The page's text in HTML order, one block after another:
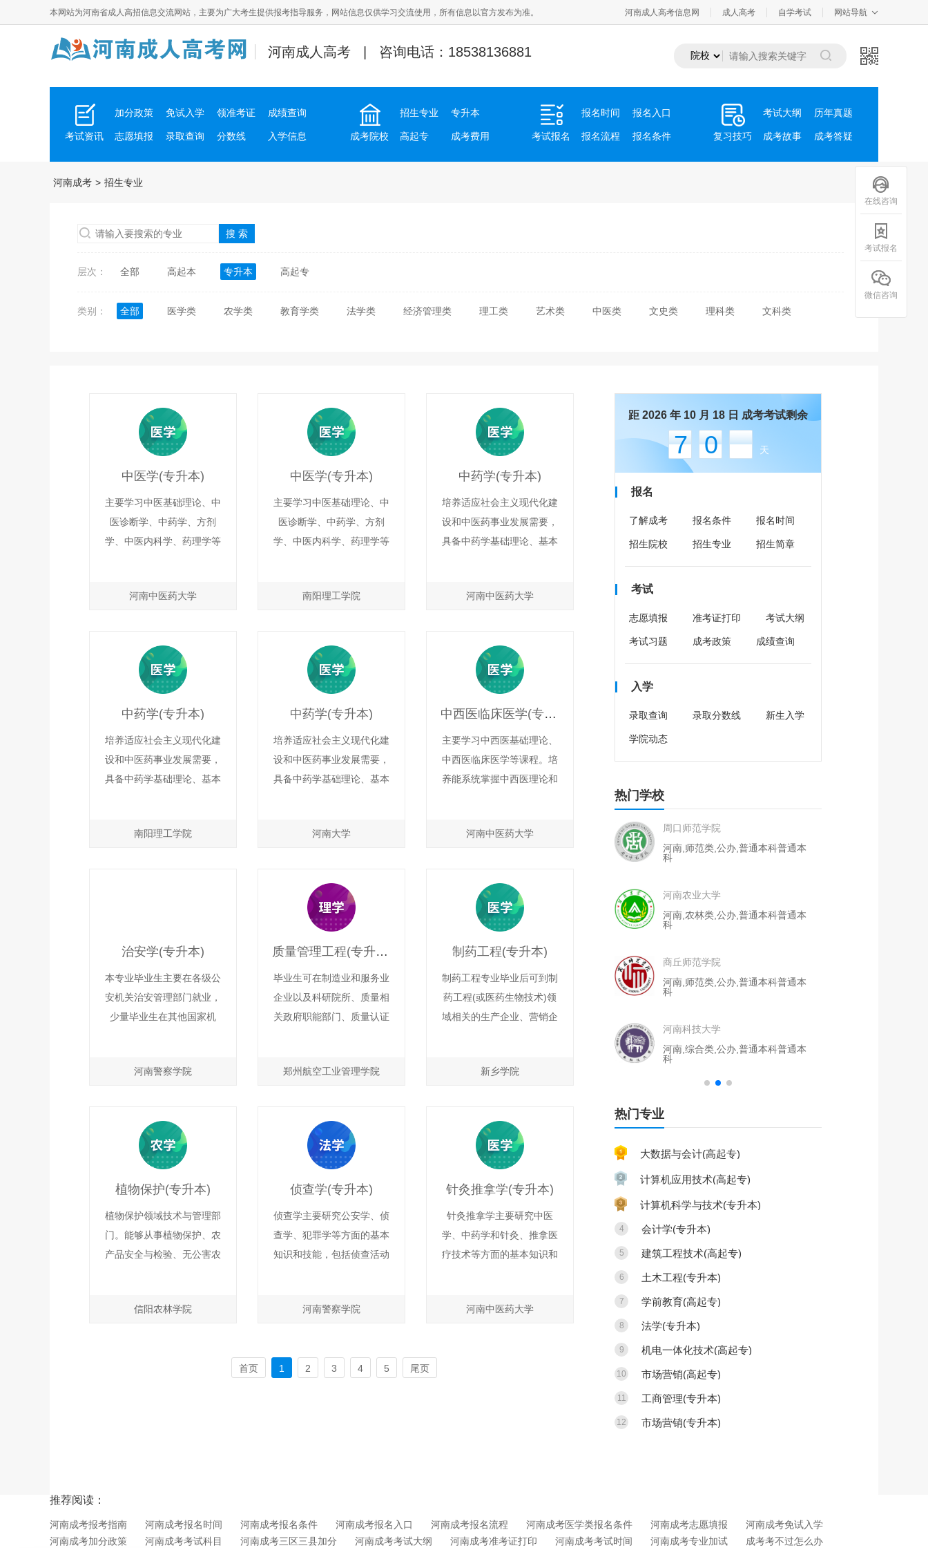
本网站为河南省成人高招信息交流网站，主要为广大考生提供报考指导服务，网站信息仅供学习交流使用，所有信息以官方发布为准。 河南成人高考信息网 成人高考 自学考试 网站导航
河南成人高考 | 咨询电话：18538136881
考试资讯
加分政策 免试入学 领准考证 成绩查询
志愿填报 录取查询 分数线 入学信息 成考院校
招生专业 专升本
高起专 成考费用 考试报名
报名时间 报名入口
报名流程 报名条件 复习技巧
考试大纲 历年真题
成考故事 成考答疑
河南成考 > 招生专业
层次： 全部 高起本 专升本 高起专
类别： 全部 医学类 农学类 教育学类 法学类 经济管理类 理工类 艺术类 中医类 文史类 理科类 文科类
中医学(专升本)
主要学习中医基础理论、中
医诊断学、中药学、方剂
学、中医内科学、药理学等
技能以及辨证论治基本原则
就业趋向：适应于各级中医
院、综合医院及中医科研教
育机构等部门从事临床医
疗、科研研究及卫生教育、
管理等工作。
河南中医药大学
中医学(专升本)
主要学习中医基础理论、中
医诊断学、中药学、方剂
学、中医内科学、药理学等
技能以及辨证论治基本原则
就业趋向：适应于各级中医
院、综合医院及中医科研教
育机构等部门从事临床医
疗、科研研究及卫生教育、
管理等工作。
南阳理工学院
中药学(专升本)
培养适应社会主义现代化建
设和中医药事业发展需要，
具备中药学基础理论、基本
知识，具有良好思想道德、
科学方法，具有自主学习和
终身学习的能力，达到知
识、能力、素质协调发展的
毕业生。
河南中医药大学
中药学(专升本)
培养适应社会主义现代化建
设和中医药事业发展需要，
具备中药学基础理论、基本
知识，具有良好思想道德、
毕业生。
南阳理工学院
中药学(专升本)
培养适应社会主义现代化建
设和中医药事业发展需要，
具备中药学基础理论、基本
知识，具有良好思想道德、
科学方法，具有自主学习和
终身学习的能力，达到知
识、能力、素质协调发展的
毕业生。
河南大学
中西医临床医学(专升本)
主要学习中西医基础理论、
中西医临床医学等课程。培
养能系统掌握中西医理论和
用型人才。授予学位：符合
向：适应于各级综合性医
院、中医院、医学院校、社
区医院、医疗卫生管理机构
以及中、西医科研机构从事
医疗、教学、科研工作。
河南中医药大学
治安学(专升本)
本专业毕业生主要在各级公
安机关治安管理部门就业，
少量毕业生在其他国家机
河南警察学院
质量管理工程(专升本)
毕业生可在制造业和服务业
企业以及科研院所、质量相
关政府职能部门、质量认证
计、计量管理、研发质量管
行、质量分析与改进、质量
监督与审核、供应商质量管
理、服务质量管理、进出口
检验检疫、质量培训与咨询
等工作，也可考公务员或进
入国内外知名大学攻读硕士
学位。
郑州航空工业管理学院
制药工程(专升本)
制药工程专业毕业后可到制
药工程(或医药生物技术)领
域相关的生产企业、营销企
药品生产、管理、营销、检
关专业的研究生。
新乡学院
植物保护(专升本)
植物保护领域技术与管理部
门。能够从事植物保护、农
产品安全与检验、无公害农
作。就业于各级农业、林业
信阳农林学院
侦查学(专升本)
侦查学主要研究公安学、侦
查学、犯罪学等方面的基本
知识和技能，包括侦查活动
点等，接受刑事执法、侦查
国家安全等部门进行侦查、
河南警察学院
针灸推拿学(专升本)
针灸推拿学主要研究中医
学、中药学和针灸、推拿医
疗技术等方面的基本知识和
理、疾病的治疗等。例如：
河南中医药大学
首页 1 2 3 4 5 尾页
距 2026 年 10 月 18 日 成考考试剩余
70 天
报名
了解成考 报名条件 报名时间
招生院校 招生专业 招生简章
考试
志愿填报 准考证打印 考试大纲
考试习题 成考政策 成绩查询
入学
录取查询 录取分数线 新生入学
学院动态
热门学校
河南财经政法大学
洛阳师范学院
河南,师范类,公办,普通本科
河南,理工类,公办,普通本科
科
周口师范学院
河南,师范类,公办,普通本科普通本
科
河南农业大学
河南,农林类,公办,普通本科普通本
科
商丘师范学院
河南,师范类,公办,普通本科普通本
科
河南科技大学
河南,综合类,公办,普通本科普通本
科
热门专业
大数据与会计(高起专)
计算机应用技术(高起专)
计算机科学与技术(专升本)
4 会计学(专升本)
5 建筑工程技术(高起专)
6 土木工程(专升本)
7 学前教育(高起专)
8 法学(专升本)
9 机电一体化技术(高起专)
10 市场营销(高起专)
11 工商管理(专升本)
12 市场营销(专升本)
推荐阅读：
河南成考报考指南 河南成考报名时间 河南成考报名条件 河南成考报名入口 河南成考报名流程 河南成考医学类报名条件 河南成考志愿填报
河南成考免试入学
河南成考加分政策
河南成考考试科目 河南成考三区三县加分 河南成考考试大纲 河南成考准考证打印 河南成考考试时间 河南成考专业加试 成考考不过怎么办
在线咨询
考试报名
微信咨询